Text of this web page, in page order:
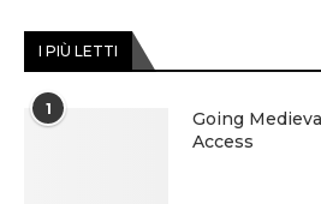
I PIÙ LETTI
1
Going
Access